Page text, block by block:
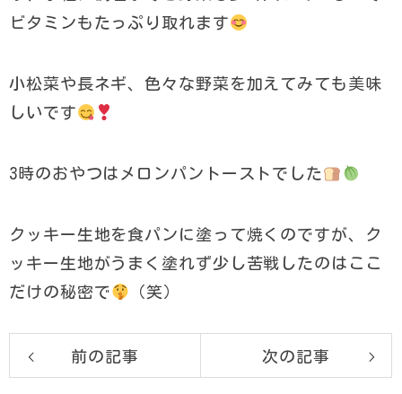
ビタミンもたっぷり取れます
小松菜や長ネギ、色々な野菜を加えてみても美味
しいです
3時のおやつはメロンパントーストでした
クッキー生地を食パンに塗って焼くのですが、ク
ッキー生地がうまく塗れず少し苦戦したのはここ
だけの秘密で
（笑）
前の記事 次の記事